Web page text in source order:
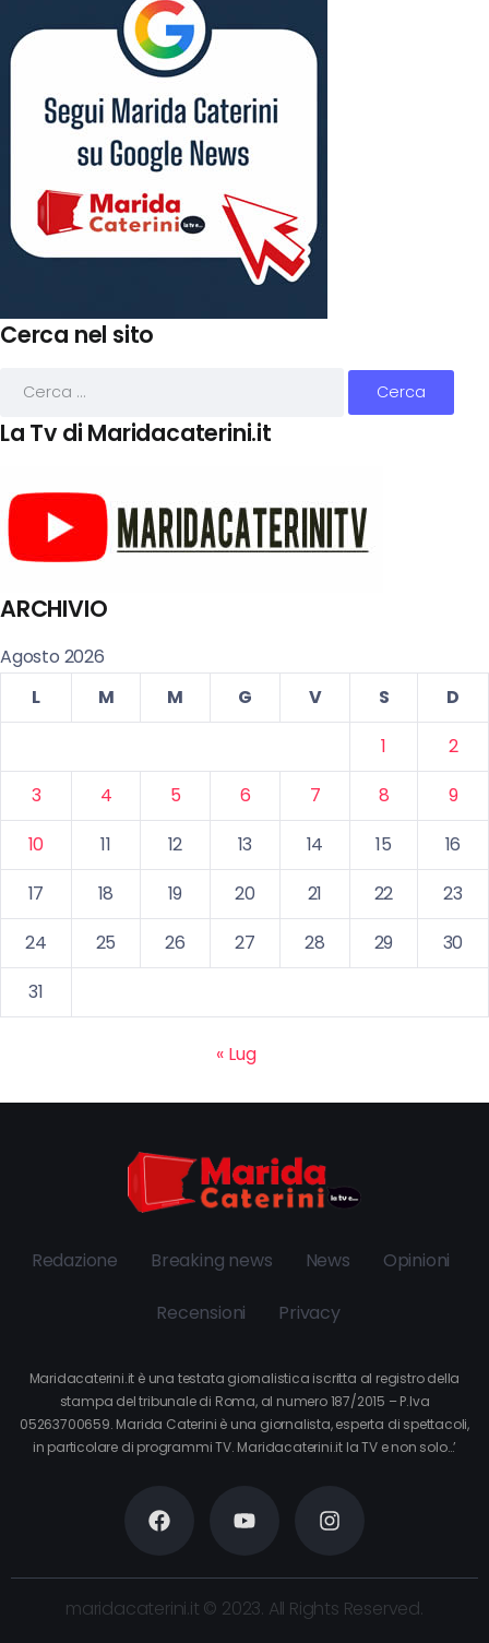
Cerca nel sito
La Tv di Maridacaterini.it
ARCHIVIO
Agosto 2026
L
M M G V S
D
1
2
3
4 5 6 7 8
9
10
11 12 13 14 15
16
17
18 19 20 21 22
23
24
25 26 27 28 29
30
31
« Lug
Redazione Breaking news News Opinioni
Recensioni Privacy
Maridacaterini.it è una testata giornalistica iscritta al registro della
stampa del tribunale di Roma, al numero 187/2015 – P.Iva
05263700659. Marida Caterini è una giornalista, esperta di spettacoli,
in particolare di programmi TV. Maridacaterini.it la TV e non solo…’
maridacaterini.it © 2023. All Rights Reserved.